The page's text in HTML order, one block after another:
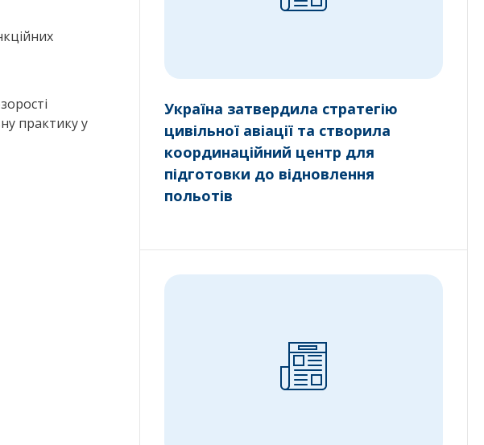
практику у
Україна затвердила стратегію
цивільної авіації та створила
координаційний центр для
підготовки до відновлення
польотів